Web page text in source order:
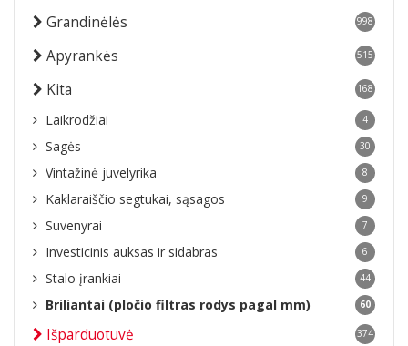
Grandinėlės 998
Apyrankės 515
Kita 168
Laikrodžiai 4
Sagės 30
Vintažinė juvelyrika 8
Kaklaraiščio segtukai, sąsagos 9
Suvenyrai 7
Investicinis auksas ir sidabras 6
Stalo įrankiai 44
Briliantai (pločio filtras rodys pagal mm) 60
Išparduotuvė 374